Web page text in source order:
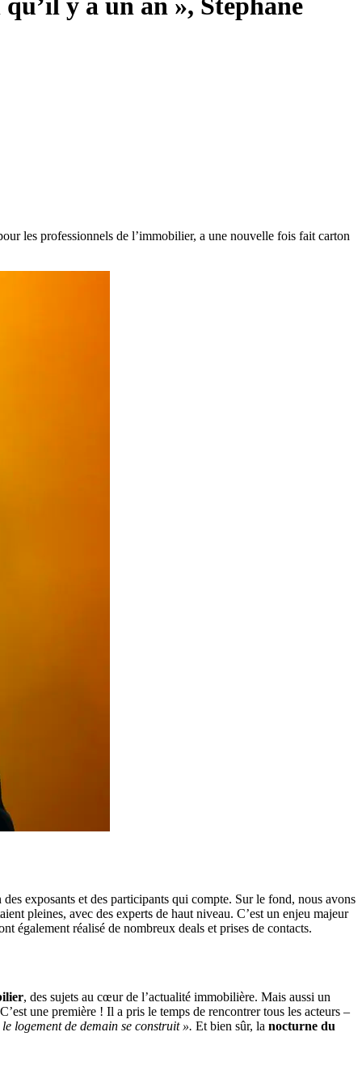
y a un an », Stéphane
les professionnels de l’immobilier, a une nouvelle fois fait carton
exposants et des participants qui compte. Sur le fond, nous avons
pleines, avec des experts de haut niveau. C’est un enjeu majeur
également réalisé de nombreux deals et prises de contacts.
, des sujets au cœur de l’actualité immobilière. Mais aussi un
une première ! Il a pris le temps de rencontrer tous les acteurs –
logement de demain se construit ». Et bien sûr, la nocturne du